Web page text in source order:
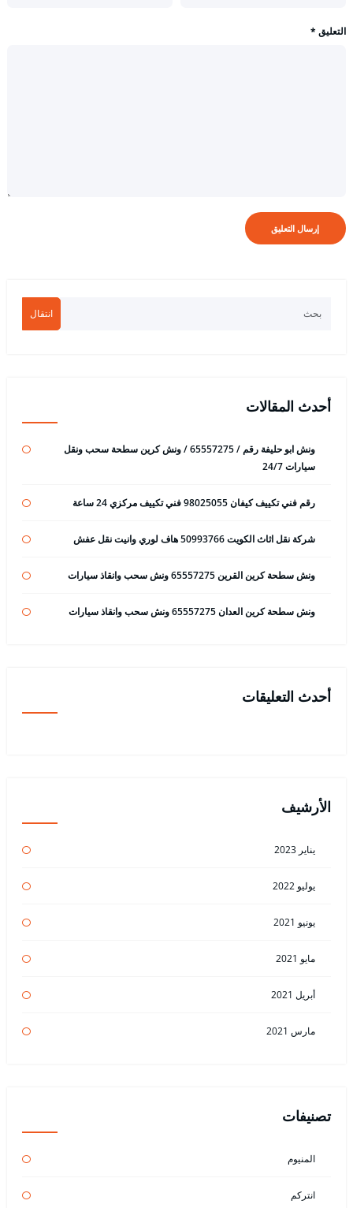
التعليق *
انتقال
أحدث المقالات
ونش ابو حليفة رقم / 65557275 / ونش كرين سطحة سحب ونقل
سيارات 24/7
رقم فني تكييف كيفان 98025055 فني تكييف مركزي 24 ساعة
شركة نقل اثاث الكويت 50993766 هاف لوري وانيت نقل عفش
ونش سطحة كرين القرين 65557275 ونش سحب وانقاذ سيارات
ونش سطحة كرين العدان 65557275 ونش سحب وانقاذ سيارات
أحدث التعليقات
الأرشيف
يناير 2023
يوليو 2022
يونيو 2021
مايو 2021
أبريل 2021
مارس 2021
تصنيفات
المنيوم
انتركم